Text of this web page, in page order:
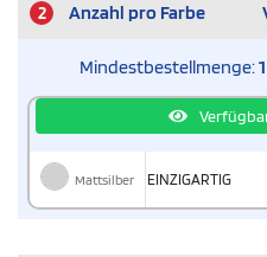
2 Anzahl pro Farbe
Mindestbestellmenge:
Mattsilber EINZIGARTIG